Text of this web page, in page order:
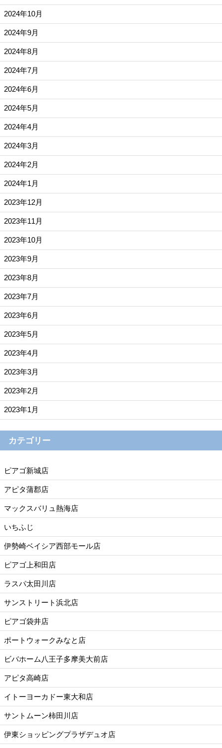
2024年10月
2024年9月
2024年8月
2024年7月
2024年6月
2024年5月
2024年4月
2024年3月
2024年2月
2024年1月
2023年12月
2023年11月
2023年10月
2023年9月
2023年8月
2023年7月
2023年6月
2023年5月
2023年4月
2023年3月
2023年2月
2023年1月
カテゴリー
ピアゴ新城店
アピタ蒲郡店
マックスバリュ熱海店
いちふじ
伊勢崎ベイシア西部モール店
ピアゴ上和田店
ラスパ太田川店
サンストリート浜北店
ピアゴ袋井店
ポートウォークみなと店
ビバホーム八王子多摩美大前店
アピタ高崎店
イトーヨーカドー東大和店
サントムーン柿田川店
伊東ショッピングプラザデュオ店